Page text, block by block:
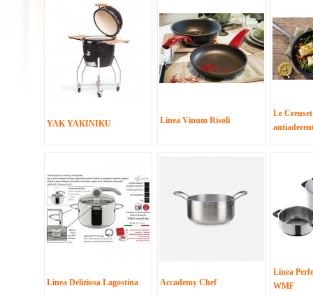
YAK YAKINIKU Linea Vinum Risolì
Le
Linea Deliziosa Lagostina Accademy Chef
Linea
WMF